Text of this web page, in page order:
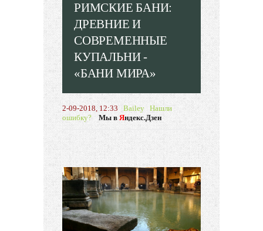
РИМСКИЕ БАНИ:
ДРЕВНИЕ И
СОВРЕМЕННЫЕ
КУПАЛЬНИ -
«БАНИ МИРА»
2-09-2018, 12:33 Bailey Нашли
ошибку?
Мы в Яндекс.Дзен